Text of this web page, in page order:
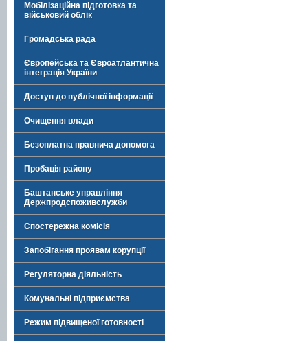
Мобілізаційна підготовка та
військовий облік
Громадська рада
Європейська та Євроатлантична
інтеграція України
Доступ до публічної інформації
Очищення влади
Безоплатна правнича допомога
Пробація району
Баштанське управління
Держпродспоживслужби
Спостережна комісія
Запобігання проявам корупції
Регуляторна діяльність
Комунальні підприємства
Режим підвищеної готовності